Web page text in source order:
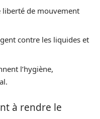
liberté de mouvement
contre les liquides et
l’hygiène,
à rendre le